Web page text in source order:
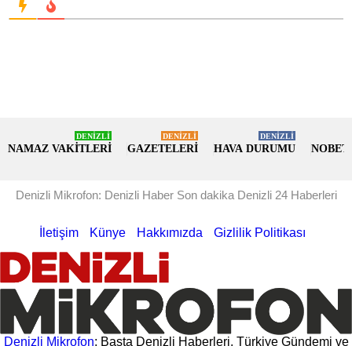
NAMAZ VAKİTLERİ
DENİZLİ
GAZETELERİ
DENİZLİ
HAVA DURUMU
DENİZLİ
Denizli Mikrofon: Denizli Haber Son dakika Denizli 24 Haberleri
İletişim Künye Hakkımızda Gizlilik Politikası
Denizli Mikrofon; Başta Denizli Haberleri, Türkiye Gündemi ve